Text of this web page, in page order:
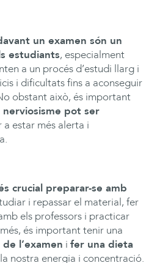
un examen són un
estudiants, especialment
a un procés d’estudi llarg i
i dificultats fins a aconseguir
obstant això, és important
nerviosisme pot ser
estar més alerta i
crucial preparar-se amb
i repassar el material, fer
els professors i practicar
és important tenir una
l’examen i fer una dieta
nostra energia i concentració.